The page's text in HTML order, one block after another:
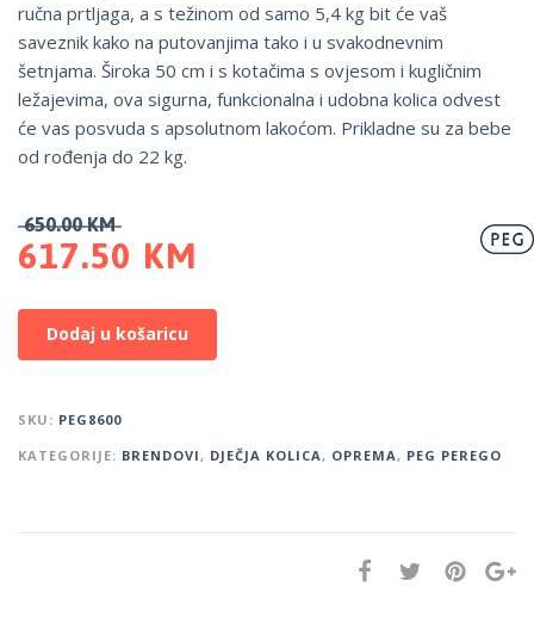
ručna prtljaga, a s težinom od samo 5,4 kg bit će vaš
saveznik kako na putovanjima tako i u svakodnevnim
šetnjama. Široka 50 cm i s kotačima s ovjesom i kugličnim
ležajevima, ova sigurna, funkcionalna i udobna kolica odvest
će vas posvuda s apsolutnom lakoćom. Prikladne su za bebe
od rođenja do 22 kg.
650.00KM
617.50 KM
Dodaj u košaricu
SKU: PEG8600
KATEGORIJE: BRENDOVI, DJEČJA KOLICA, OPREMA, PEG PEREGO